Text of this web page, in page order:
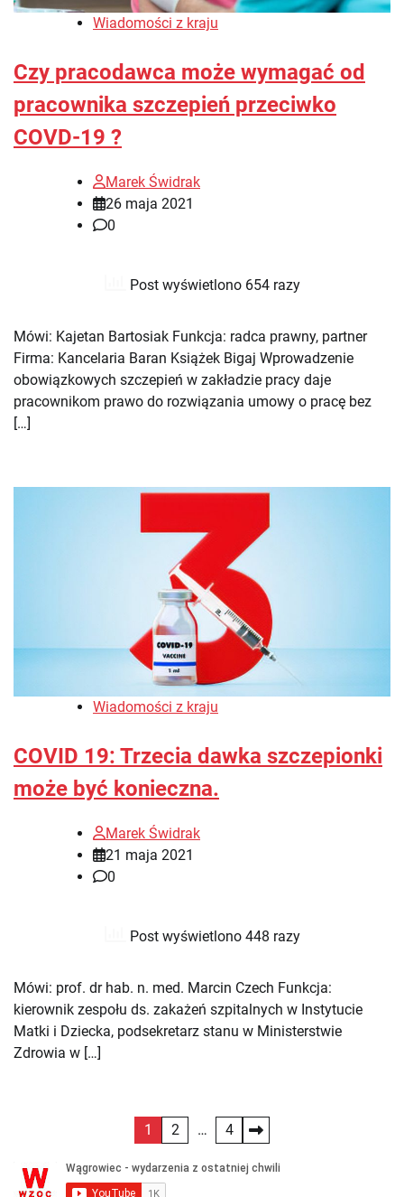
Wiadomości z kraju
Czy pracodawca może wymagać od
pracownika szczepień przeciwko
COVD-19 ?
Marek Świdrak
26 maja 2021
0
Post wyświetlono 654 razy
Mówi: Kajetan Bartosiak Funkcja: radca prawny, partner
Firma: Kancelaria Baran Książek Bigaj Wprowadzenie
obowiązkowych szczepień w zakładzie pracy daje
pracownikom prawo do rozwiązania umowy o pracę bez
[…]
Wiadomości z kraju
COVID 19: Trzecia dawka szczepionki
może być konieczna.
Marek Świdrak
21 maja 2021
0
Post wyświetlono 448 razy
Mówi: prof. dr hab. n. med. Marcin Czech Funkcja:
kierownik zespołu ds. zakażeń szpitalnych w Instytucie
Matki i Dziecka, podsekretarz stanu w Ministerstwie
Zdrowia w […]
Stronicowanie
wpisów
1 2 … 4